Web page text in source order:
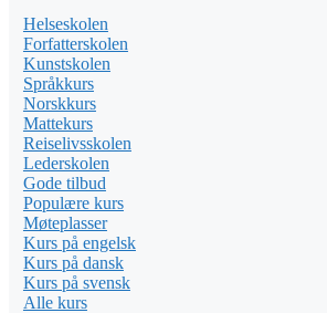
Helseskolen
Forfatterskolen
Kunstskolen
Språkkurs
Norskkurs
Mattekurs
Reiselivsskolen
Lederskolen
Gode tilbud
Populære kurs
Møteplasser
Kurs på engelsk
Kurs på dansk
Kurs på svensk
Alle kurs